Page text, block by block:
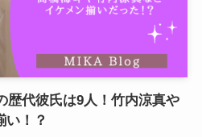
歴代彼氏は9人！竹内涼真や
い！？